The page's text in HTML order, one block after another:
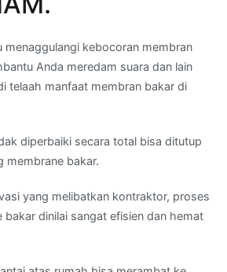
menaggulangi kebocoran membran
Anda meredam suara dan lain
telaah manfaat membran bakar di
diperbaiki secara total bisa ditutup
membrane bakar.
yang melibatkan kontraktor, proses
bakar dinilai sangat efisien dan hemat